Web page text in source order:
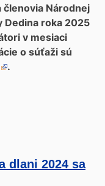
Národnej
Dedina roka 2025
v mesiaci
o súťaži sú
.
dlani 2024 sa